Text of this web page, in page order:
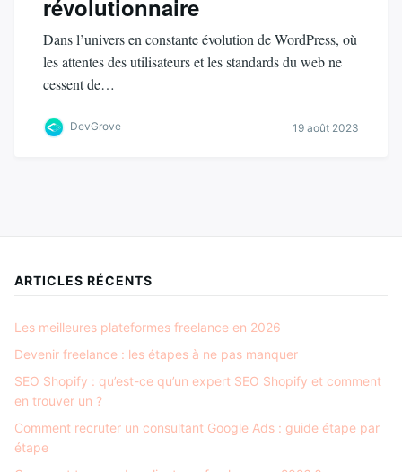
révolutionnaire
Dans l’univers en constante évolution de WordPress, où
les attentes des utilisateurs et les standards du web ne
cessent de…
DevGrove 19 août 2023
ARTICLES RÉCENTS
Les meilleures plateformes freelance en 2026
Devenir freelance : les étapes à ne pas manquer
SEO Shopify : qu’est-ce qu’un expert SEO Shopify et comment
en trouver un ?
Comment recruter un consultant Google Ads : guide étape par
étape